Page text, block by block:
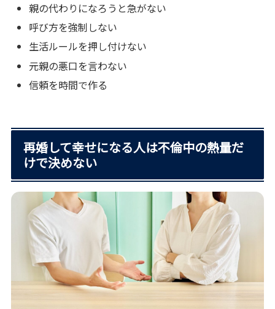
親の代わりになろうと急がない
呼び方を強制しない
生活ルールを押し付けない
元親の悪口を言わない
信頼を時間で作る
再婚して幸せになる人は不倫中の熱量だ
けで決めない